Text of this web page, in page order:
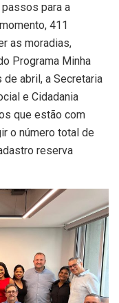
para a
411
as moradias,
Programa Minha
de abril, a Secretaria
e Cidadania
que estão com
o número total de
reserva